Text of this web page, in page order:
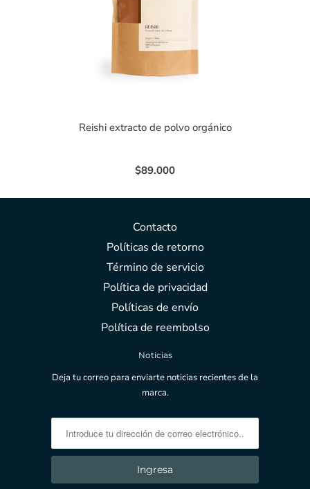
Reishi extracto de polvo orgánico
$89.000
Contacto
Políticas de retorno
Término de servicio
Política de privacidad
Políticas de envío
Política de reembolso
Noticias
Deja tu correo para enviarte noticias recientes de la
marca.